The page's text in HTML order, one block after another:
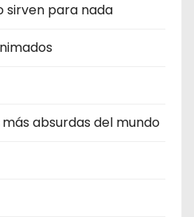
sirven para nada
más absurdas del mundo